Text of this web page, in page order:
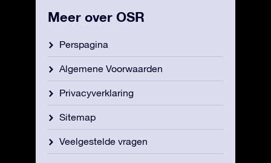
Meer over OSR
Perspagina
Algemene Voorwaarden
Privacyverklaring
Sitemap
Veelgestelde vragen